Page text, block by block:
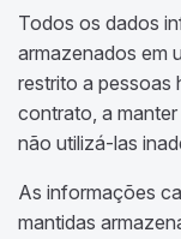
Todos os dados
armazenados em
restrito a pessoas
contrato, a
não utilizá-las
As informações
mantidas